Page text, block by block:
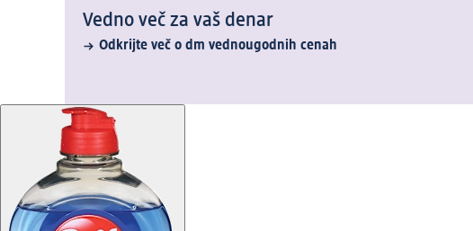
Vedno več za vaš denar
Odkrijte več o dm vednougodnih cenah